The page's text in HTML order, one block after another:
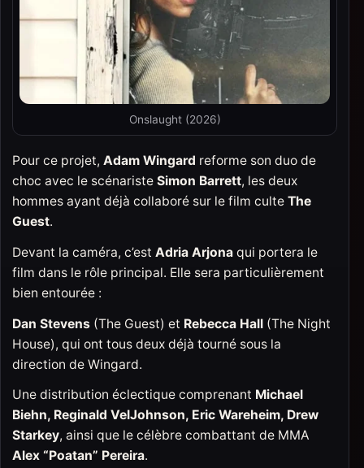
Onslaught (2026)
Pour ce projet, Adam Wingard reforme son duo de
choc avec le scénariste Simon Barrett, les deux
hommes ayant déjà collaboré sur le film culte The
Guest.
Devant la caméra, c’est Adria Arjona qui portera le
film dans le rôle principal. Elle sera particulièrement
bien entourée :
Dan Stevens (The Guest) et Rebecca Hall (The Night
House), qui ont tous deux déjà tourné sous la
direction de Wingard.
Une distribution éclectique comprenant Michael
Biehn, Reginald VelJohnson, Eric Wareheim, Drew
Starkey, ainsi que le célèbre combattant de MMA
Alex “Poatan” Pereira.